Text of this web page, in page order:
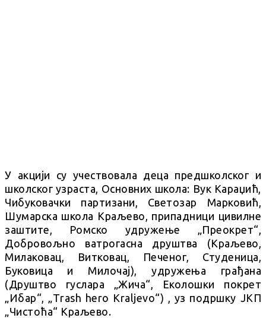
У акцији су учествовала деца предшколског и
школског узраста, Основних школа: Вук Караџић,
Чибуковачки партизани, Светозар Марковић,
Шумарска школа Краљево, припадници цивилне
заштите, Ромско удружење „Преокрет“,
Добровољно ватрогасна друштва (Краљево,
Милаковац, Витковац, Печеног, Студеница,
Буковица и Милочај), удружења грађана
(Друштво гуслара „Жича“, Еколошки покрет
„Ибар“, „Тrash hero Kraljevo“) , уз подршку ЈКП
„Чистоћа“ Краљево.